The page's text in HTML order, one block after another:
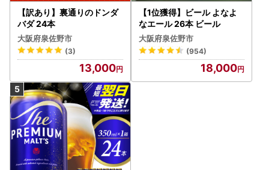
【訳あり】裏通りのドンダ
バダ 24本
大阪府泉佐野市
(3)
13,000
【1位獲得】ビール よなよ
なエール 26本 ビール
大阪府泉佐野市
(954)
18,000